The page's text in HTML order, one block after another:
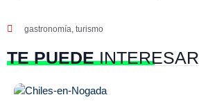
gastronomía turismo
TE PUEDEINTERESAR